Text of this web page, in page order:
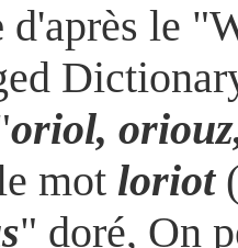
d'après le
oriol,
mot loriot
" doré, On